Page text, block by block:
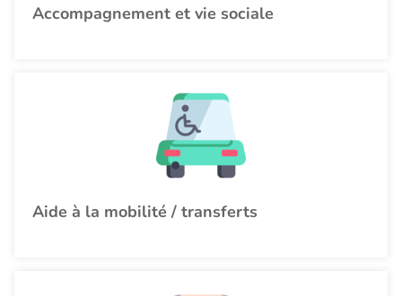
Accompagnement et vie sociale
Aide à la mobilité / transferts